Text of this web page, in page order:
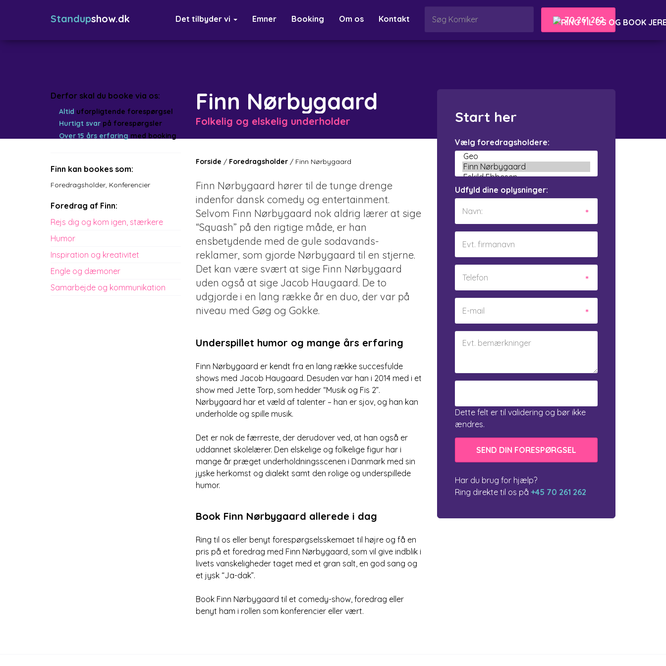
Standupshow.dk 70 261 262
Det tilbyder vi Emner Booking Om os Kontakt
Finn Nørbygaard
Folkelig og elskelig underholder
Forside / Foredragsholder/ Finn Nørbygaard
Finn Nørbygaard hører til de tunge drenge
indenfor dansk comedy og entertainment.
Selvom Finn Nørbygaard nok aldrig lærer at sige
“Squash” på den rigtige måde, er han
ensbetydende med de gule sodavands-
reklamer, som gjorde Nørbygaard til en stjerne.
Det kan være svært at sige Finn Nørbygaard
uden også at sige Jacob Haugaard. De to
udgjorde i en lang række år en duo, der var på
niveau med Gøg og Gokke.
Underspillet humor og mange års erfaring
Finn Nørbygaard er kendt fra en lang række succesfulde
shows med Jacob Haugaard. Desuden var han i 2014 med i et
show med Jette Torp, som hedder “Musik og Fis 2”.
Nørbygaard har et væld af talenter – han er sjov, og han kan
underholde og spille musik.
Det er nok de færreste, der derudover ved, at han også er
uddannet skolelærer. Den elskelige og folkelige figur har i
mange år præget underholdningsscenen i Danmark med sin
jyske herkomst og dialekt samt den rolige og underspillede
humor.
Book Finn Nørbygaard allerede i dag
Ring til os eller benyt forespørgselsskemaet til højre og få en
pris på et foredrag med Finn Nørbygaard, som vil give indblik i
livets vanskeligheder taget med et gran salt, en god sang og
et jysk “Ja-dak”.
Book Finn Nørbygaard til et comedy-show, foredrag eller
benyt ham i rollen som konferencier eller vært.
Start her
Vælg foredragsholdere:
Udfyld dine oplysninger:
Dette felt er til validering og bør ikke
ændres.
Har du brug for hjælp?
Ring direkte til os på +45 70 261 262
Derfor skal du booke via os:
Altid uforpligtende forespørgsel
Hurtigt svar på forespørgsler
Over 15 års erfaring med booking
Finn kan bookes som:
Foredragsholder Konferencier
Foredrag af Finn:
Rejs dig og kom igen, stærkere
Humor
Inspiration og kreativitet
Engle og dæmoner
Samarbejde og kommunikation